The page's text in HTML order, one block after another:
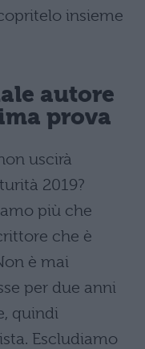
insieme
autore
prova
uscirà
2019?
più che
che è
è mai
per due anni
quindi
Escludiamo